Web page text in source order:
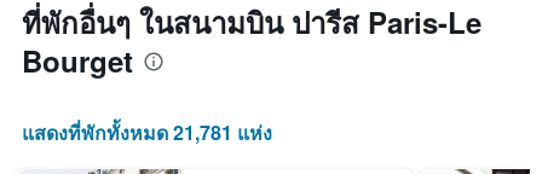
ที่พักอื่นๆ ในสนามบิน ปารีส Paris-Le
Bourget
แสดงที่พักทั้งหมด 21,781 แห่ง